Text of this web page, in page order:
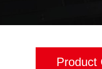
Product